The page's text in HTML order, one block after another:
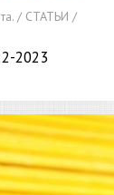
/ СТАТЬИ /
2023